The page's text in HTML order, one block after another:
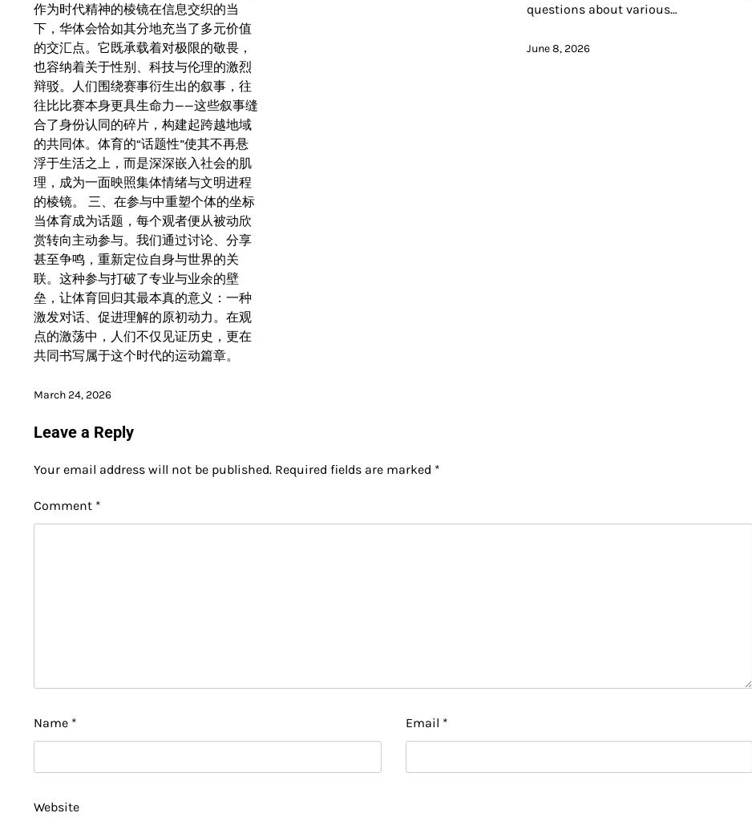
作为时代精神的棱镜在信息交织的当
下，华体会恰如其分地充当了多元价值
的交汇点。它既承载着对极限的敬畏，
也容纳着关于性别、科技与伦理的激烈
辩驳。人们围绕赛事衍生出的叙事，往
往比比赛本身更具生命力——这些叙事缝
合了身份认同的碎片，构建起跨越地域
的共同体。体育的“话题性”使其不再悬
浮于生活之上，而是深深嵌入社会的肌
理，成为一面映照集体情绪与文明进程
的棱镜。 三、在参与中重塑个体的坐标
当体育成为话题，每个观者便从被动欣
赏转向主动参与。我们通过讨论、分享
甚至争鸣，重新定位自身与世界的关
联。这种参与打破了专业与业余的壁
垒，让体育回归其最本真的意义：一种
激发对话、促进理解的原初动力。在观
点的激荡中，人们不仅见证历史，更在
共同书写属于这个时代的运动篇章。
March 24, 2026
questions about various…
June 8, 2026
Leave a Reply
Your email address will not be published. Required fields are marked *
Comment *
Name * Email *
Website